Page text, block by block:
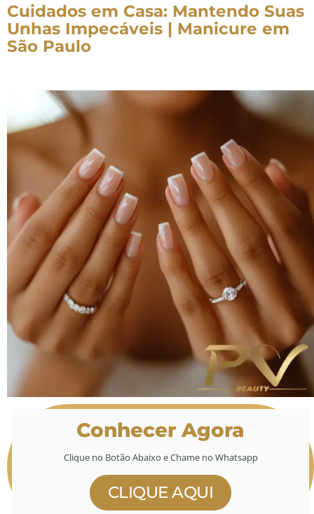
Cuidados em Casa: Mantendo Suas
Unhas Impecáveis | Manicure em
São Paulo
Conhecer Agora
Clique no Botão Abaixo e Chame no Whatsapp
CLIQUE AQUI